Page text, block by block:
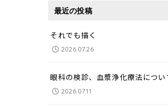
最近の投稿
それでも描く
2026.07.26
眼科の検診、血漿浄化療法につ
2026.07.11